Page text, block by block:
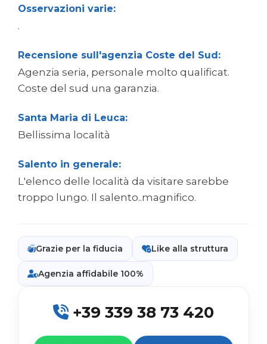
Osservazioni varie:
.
Recensione sull'agenzia Coste del Sud:
Agenzia seria, personale molto qualificat.
Coste del sud una garanzia.
Santa Maria di Leuca:
Bellissima località
Salento in generale:
L'elenco delle località da visitare sarebbe
troppo lungo. Il salento..magnifico.
Grazie per la fiducia Like alla struttura
Agenzia affidabile 100%
+39 339 38 73 420